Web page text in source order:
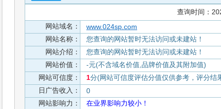
查询时间：
网站域名：
www.024sp.com
网站名称：
您查询的网站暂时无法访问或未建站！
网站介绍：
您查询的网站暂时无法访问或未建站！
网站价值：
-元(不含域名价值,品牌价值及其附加值)
网站可信度：
1分(网站可信度评估分值仅供参考，评分结
日广告收入：
0
网站影响力：
在业界影响力较小！